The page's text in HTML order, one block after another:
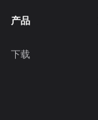
产品
下载